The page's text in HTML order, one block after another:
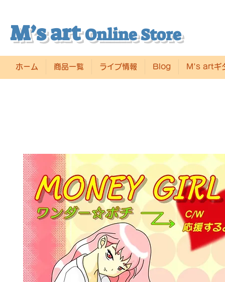
M’s artOnline Store
ホーム 商品一覧 ライブ情報 Blog M's artギ